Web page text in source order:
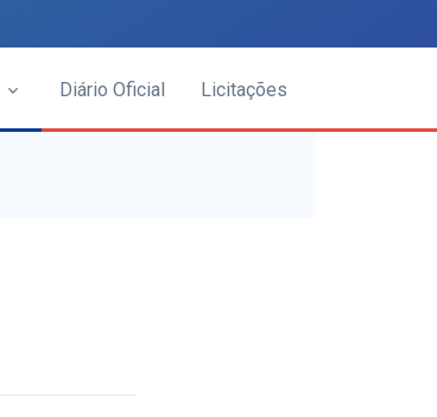
Diário Oficial Licitações